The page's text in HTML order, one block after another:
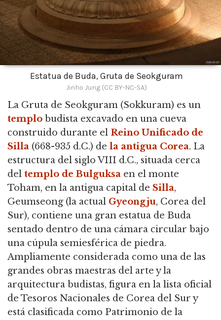
Estatua de Buda, Gruta de Seokguram
Jinho Jung (CC BY-NC-SA)
La Gruta de Seokguram (Sokkuram) es un
templo budista excavado en una cueva
construido durante el Reino Unificado de
Silla (668-935 d.C.) de la antigua Corea. La
estructura del siglo VIII d.C., situada cerca
del templo de Bulguksa en el monte
Toham, en la antigua capital de Silla,
Geumseong (la actual Gyeongju, Corea del
Sur), contiene una gran estatua de Buda
sentado dentro de una cámara circular bajo
una cúpula semiesférica de piedra.
Ampliamente considerada como una de las
grandes obras maestras del arte y la
arquitectura budistas, figura en la lista oficial
de Tesoros Nacionales de Corea del Sur y
está clasificada como Patrimonio de la